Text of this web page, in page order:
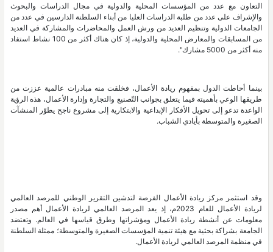
التعاون مع عدد من المؤسسات المحلية والدولية في مجال الدراسات والبحوث
والإشراف على عدد من طلبة الدراسات العليا من أبناء السلطنة الدارسين في عدد من
الجامعات الدولية وتنظيم العديد من ورش العمل والمحاضرات والمشاركة في العديد
من المسابقات والمعارض المحلية والدولية، إذ كان هناك أكثر من 100 نشاط استفاد
منه أكثر من 5000 مشارك".
بينما أحاطت الدول بمفهوم ريادة الأعمال، فخلقت منه مبادرات عالمية عززت من
طريقها الوعي بأهميته فيما يتعلق بجوانب التّصنيع والتجارة وإدارة الأعمال، هذه الرؤية
الواعدة تدعو إلى تحويل الأفكار الإبداعية والابتكارية إلى مشروع ناجح يطوّر المنشآت
الصغيرة والمتوسطة بأيادي الشباب.
وقد استثمر مركز ريادة الأعمال الفرصة لتدشين التقرير الوطني للمرصد العالمي
لريادة الأعمال للعام 2023م، إذ يعد المرصد العالمي لريادة الأعمال أهم مصدر
معلومات عن أنشطة ريادة الأعمال ومؤشراتها وطرق قياسها في العالم. وتعتضد
الجامعة بشراكة بحثية مع هيئة تنمية المؤسسات الصغيرة والمتوسطة؛ ممثلة السلطنة
في منظمة المرصد العالمي لريادة الأعمال.